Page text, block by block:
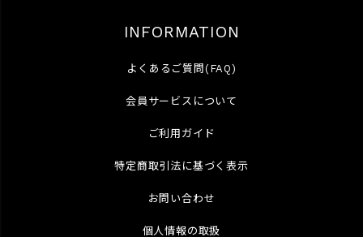
INFORMATION
よくあるご質問(FAQ)
会員サービスについて
ご利用ガイド
特定商取引法に基づく表示
お問い合わせ
個人情報の取扱